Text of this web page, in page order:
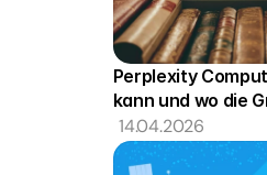
Perplexity
kann und wo die
14.04.2026